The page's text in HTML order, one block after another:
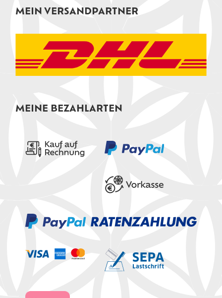
MEIN VERSANDPARTNER
MEINE BEZAHLARTEN